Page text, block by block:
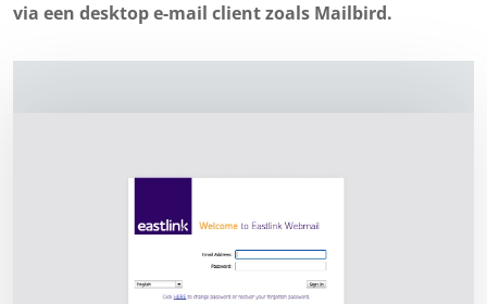
via een desktop e-mail client zoals Mailbird.